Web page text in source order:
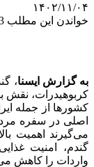
۱۴۰۲/۱۱/۰۴
خواندن این مطلب 3 دقیقه زمان میبرد
به گزارش ایسنا،
کربوهیدرات، نقش
کشورها از جمله
اصلی در سفره
می‌گیرند اهمیت
گندم، امنیت
واردات را کاهش